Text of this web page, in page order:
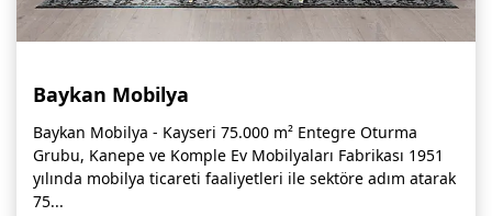
Baykan Mobilya
Baykan Mobilya - Kayseri 75.000 m² Entegre Oturma
Grubu, Kanepe ve Komple Ev Mobilyaları Fabrikası 1951
yılında mobilya ticareti faaliyetleri ile sektöre adım atarak
75...